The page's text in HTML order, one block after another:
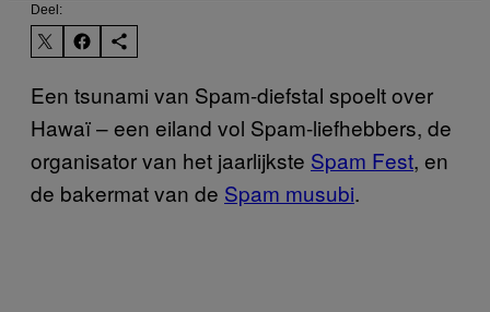
Deel:
Een tsunami van Spam-diefstal spoelt over
Hawaï – een eiland vol Spam-liefhebbers, de
organisator van het jaarlijkste Spam Fest, en
de bakermat van de Spam musubi.